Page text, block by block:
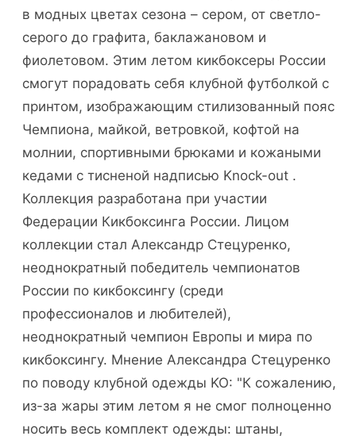
в модных цветах сезона – сером, от светло-
серого до графита, баклажановом и
фиолетовом. Этим летом кикбоксеры России
смогут порадовать себя клубной футболкой с
принтом, изображающим стилизованный пояс
Чемпиона, майкой, ветровкой, кофтой на
молнии, спортивными брюками и кожаными
кедами с тисненой надписью Knock-out .
Коллекция разработана при участии
Федерации Кикбоксинга России. Лицом
коллекции стал Александр Стецуренко,
неоднократный победитель чемпионатов
России по кикбоксингу (среди
профессионалов и любителей),
неоднократный чемпион Европы и мира по
кикбоксингу. Мнение Александра Стецуренко
по поводу клубной одежды KO: "К сожалению,
из-за жары этим летом я не смог полноценно
носить весь комплект одежды: штаны,